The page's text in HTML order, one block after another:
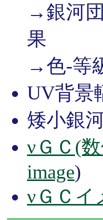
→銀河
果
→色-等
UV背景
矮小銀
νＧＣ(
image)
νＧＣイ